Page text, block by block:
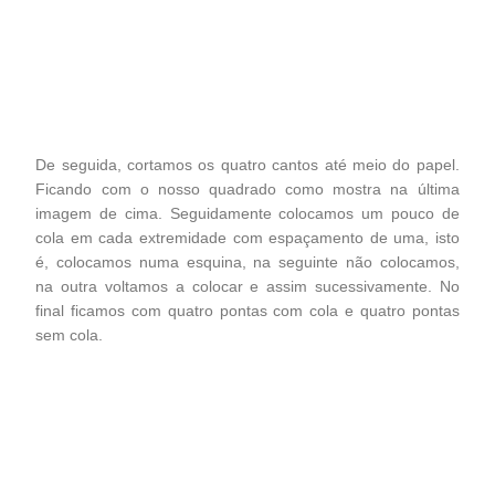
De seguida, cortamos os quatro cantos até meio do papel.
Ficando com o nosso quadrado como mostra na última
imagem de cima. Seguidamente colocamos um pouco de
cola em cada extremidade com espaçamento de uma, isto
é, colocamos numa esquina, na seguinte não colocamos,
na outra voltamos a colocar e assim sucessivamente. No
final ficamos com quatro pontas com cola e quatro pontas
sem cola.